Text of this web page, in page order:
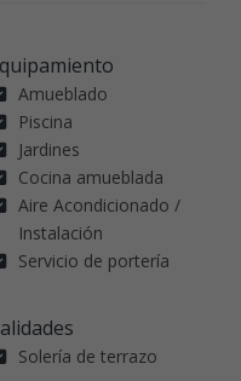
Amueblado
Piscina
Jardines
Cocina amueblada
Aire Acondicionado /
Instalación
Servicio de portería
Solería de terrazo